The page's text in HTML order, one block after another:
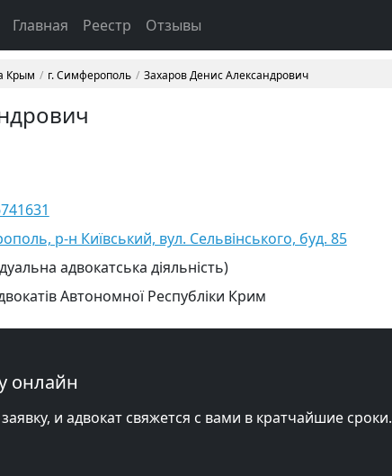
Главная Реестр Отзывы
Крым г. Симферополь Захаров Денис Александрович
р-н Київський, вул. Сельвінського, буд. 85
адвокатська діяльність)
Автономної Республіки Крим
онлайн
и адвокат свяжется с вами в кратчайшие сроки.